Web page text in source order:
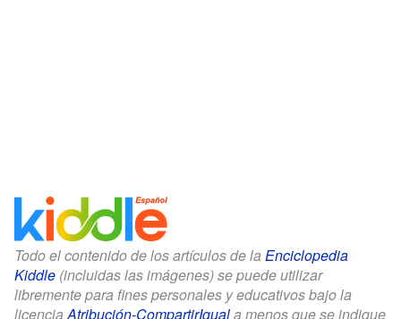
Todo el contenido de los artículos de la Enciclopedia
Kiddle (incluidas las imágenes) se puede utilizar
libremente para fines personales y educativos bajo la
licencia Atribución-CompartirIguala menos que se indique